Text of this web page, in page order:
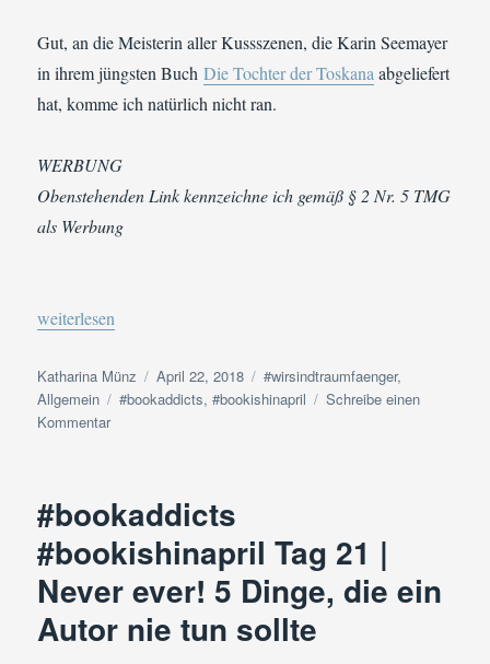
Gut, an die Meisterin aller Kussszenen, die Karin Seemayer
in ihrem jüngsten BuchDie Tochter der Toskana abgeliefert
hat, komme ich natürlich nicht ran.
WERBUNG
Obenstehenden Link kennzeichne ich gemäß § 2 Nr. 5 TMG
als Werbung
„#bookaddicts #bookishinapril Tag 22 | Küsschen, Küsschen!
weiterlesen
Autor
Katharina Münz
Veröffentlicht
am
April 22, 2018 Kategorien
#wirsindtraumfaenger,
Allgemein
Schlagwörter
#bookaddicts,#bookishinapril
Schreibe einen
Kommentarzu
22
Küsschen,
Eine
Kussszene
#bookaddicts
#bookishinapril Tag 21 |
Never ever! 5 Dinge, die ein
Autor nie tun sollte